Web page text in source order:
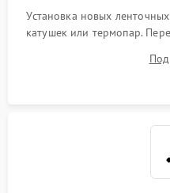
Установка новых
катушек или термопар.
дорожек. Очистка